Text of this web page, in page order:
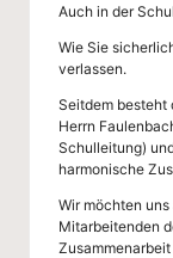
Auch in der
Wie Sie
verlassen.
Seitdem besteht
Herrn
Schulleitung)
harmonische
Wir möchten
Mitarbeitenden